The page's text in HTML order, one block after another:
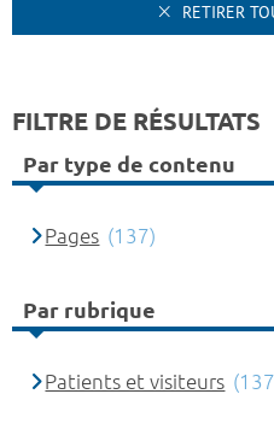
RETIRER
FILTRE DE RÉSULTATS
Par type de contenu
Pages (137)
Par rubrique
Patients et visiteurs